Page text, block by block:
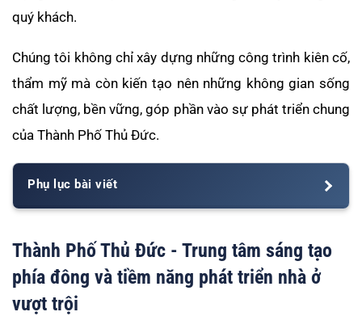
quý khách.
Chúng tôi không chỉ xây dựng những công trình kiên cố,
thẩm mỹ mà còn kiến tạo nên những không gian sống
chất lượng, bền vững, góp phần vào sự phát triển chung
của Thành Phố Thủ Đức.
Phụ lục bài viết
Thành Phố Thủ Đức - Trung tâm sáng tạo
phía đông và tiềm năng phát triển nhà ở
vượt trội